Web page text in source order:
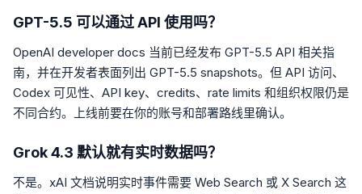
GPT-5.5 可以通过 API 使用吗？
OpenAI developer docs 当前已经发布 GPT-5.5 API 相关指
南，并在开发者表面列出 GPT-5.5 snapshots。但 API 访问、
Codex 可见性、API key、credits、rate limits 和组织权限仍是
不同合约。上线前要在你的账号和部署路线里确认。
Grok 4.3 默认就有实时数据吗？
不是。xAI 文档说明实时事件需要 Web Search 或 X Search 这